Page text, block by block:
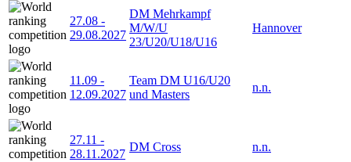
27.08 -
29.08.2027
DM Mehrkampf
M/W/U
23/U20/U18/U16
Hannover
11.09 -
12.09.2027
Team DM U16/U20
und Masters
n.n.
27.11 -
28.11.2027
DM Cross n.n.